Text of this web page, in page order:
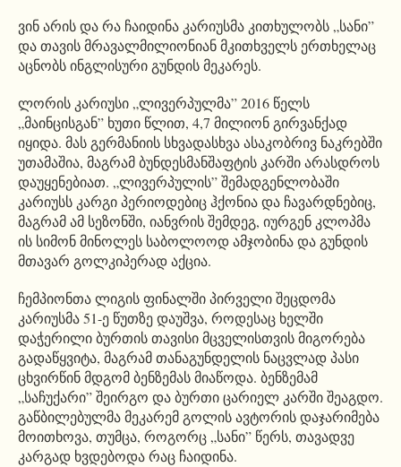
ვინ არის და რა ჩაიდინა კარიუსმა კითხულობს „სანი”
და თავის მრავალმილიონიან მკითხველს ერთხელაც
აცნობს ინგლისური გუნდის მეკარეს.
ლორის კარიუსი „ლივერპულმა” 2016 წელს
„მაინცისგან” ხუთი წლით, 4,7 მილიონ გირვანქად
იყიდა. მას გერმანიის სხვადასხვა ასაკობრივ ნაკრებში
უთამაშია, მაგრამ ბუნდესმანშაფტის კარში არასდროს
დაუყენებიათ. „ლივერპულის” შემადგენლობაში
კარიუსს კარგი პერიოდებიც ჰქონია და ჩავარდნებიც,
მაგრამ ამ სეზონში, იანვრის შემდეგ, იურგენ კლოპმა
ის სიმონ მინოლეს საბოლოოდ ამჯობინა და გუნდის
მთავარ გოლკიპერად აქცია.
ჩემპიონთა ლიგის ფინალში პირველი შეცდომა
კარიუსმა 51-ე წუთზე დაუშვა, როდესაც ხელში
დაჭერილი ბურთის თავისი მცველისთვის მიგორება
გადაწყვიტა, მაგრამ თანაგუნდელის ნაცვლად პასი
ცხვირწინ მდგომ ბენზემას მიაწოდა. ბენზემამ
„საჩუქარი” შეირგო და ბურთი ცარიელ კარში შეაგდო.
გაწბილებულმა მეკარემ გოლის ავტორის დაჯარიმება
მოითხოვა, თუმცა, როგორც „სანი” წერს, თავადვე
კარგად ხვდებოდა რაც ჩაიდინა.